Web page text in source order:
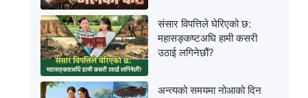
संसार विपत्तिले घेरिएको छ:
महासङ्कष्टअघि हामी कसरी
उठाई लगिनेछौं?
अन्त्यको समयमा नोआको दिन